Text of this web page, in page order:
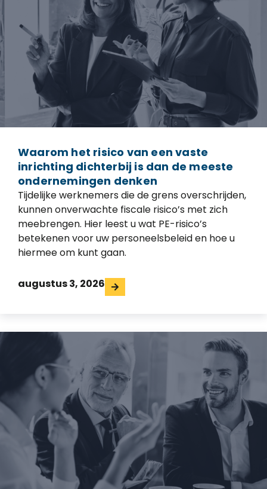
Waarom het risico van een vaste
inrichting dichterbij is dan de meeste
ondernemingen denken
Tijdelijke werknemers die de grens overschrijden,
kunnen onverwachte fiscale risico’s met zich
meebrengen. Hier leest u wat PE-risico’s
betekenen voor uw personeelsbeleid en hoe u
hiermee om kunt gaan.
augustus 3, 2026